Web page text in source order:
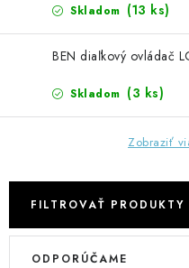
KÁBLE A KONEKTORY
TELEFÓNY, TABLETY, GSM
NEZARADENÉ
Skladom (13 ks)
BEN diaľkový ovládač
Skladom (3 ks)
Zobraziť
FILTROVAŤ PRODUKTY
V
R
ODPORÚČAME